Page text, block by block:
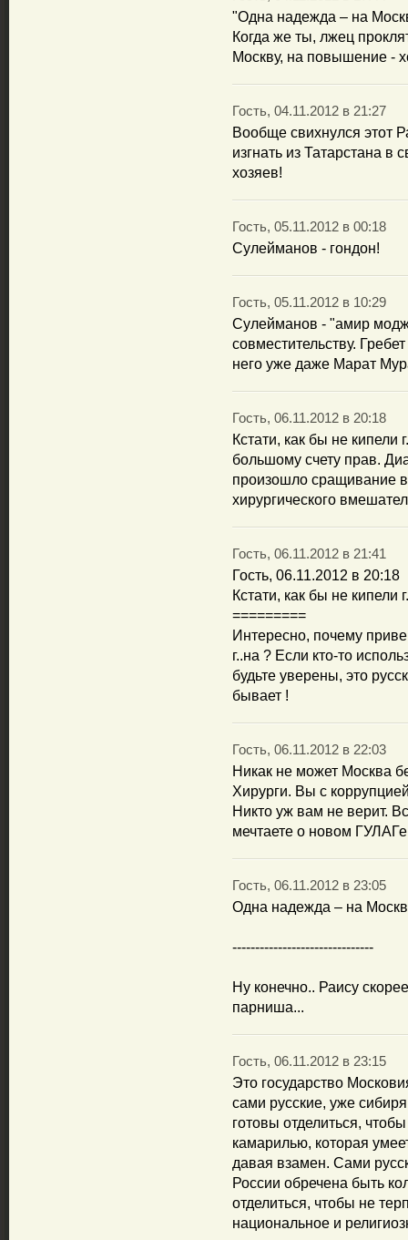
"Одна надежда – на
Когда же ты, лжец
Москву, на повышение -
Гость, 04.11.2012 в 21:27
Вообще свихнулся этот
изгнать из Татарстана в
хозяев!
Гость, 05.11.2012 в 00:18
Сулейманов - гондон!
Гость, 05.11.2012 в 10:29
Сулейманов - "амир
совместительству.
него уже даже Марат
Гость, 06.11.2012 в 20:18
Кстати, как бы не
большому счету прав.
произошло сращивание
хирургического
Гость, 06.11.2012 в 21:41
Гость, 06.11.2012 в 20:18
Кстати, как бы не
=========
Интересно, почему
г..на ? Если кто-то
будьте уверены, это
бывает !
Гость, 06.11.2012 в 22:03
Никак не может Москва
Хирурги. Вы с
Никто уж вам не верит.
мечтаете о новом
Гость, 06.11.2012 в 23:05
Одна надежда – на
-------------------------------
Ну конечно.. Раису
парниша...
Гость, 06.11.2012 в 23:15
Это государство
сами русские, уже
готовы отделиться,
камарилью, которая
давая взамен. Сами
России обречена быть
отделиться, чтобы не
национальное и